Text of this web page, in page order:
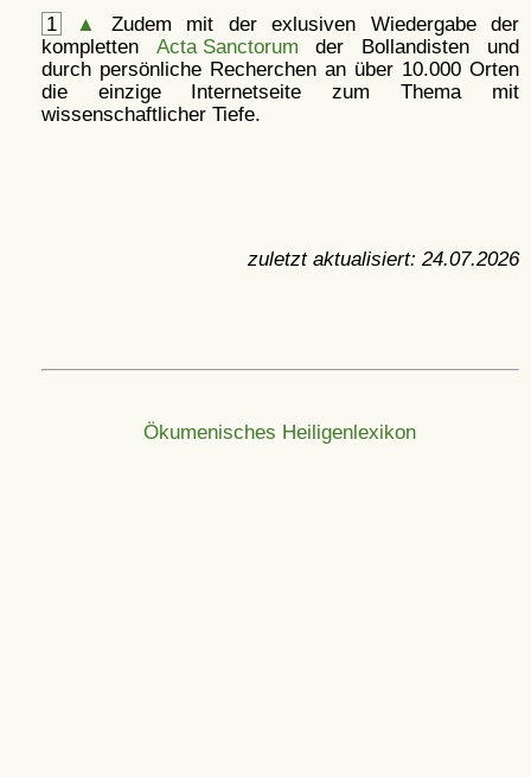
1 ▲
Zudem mit der exlusiven Wiedergabe der
kompletten Acta Sanctorum der Bollandisten und
durch persönliche Recherchen an über 10.000 Orten
die einzige Internetseite zum Thema mit
wissenschaftlicher Tiefe.
zuletzt aktualisiert: 24.07.2026
Ökumenisches Heiligenlexikon